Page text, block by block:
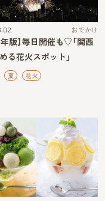
おでかけ
年版】毎日開催も♡「関西
る花火スポット」
夏 花火